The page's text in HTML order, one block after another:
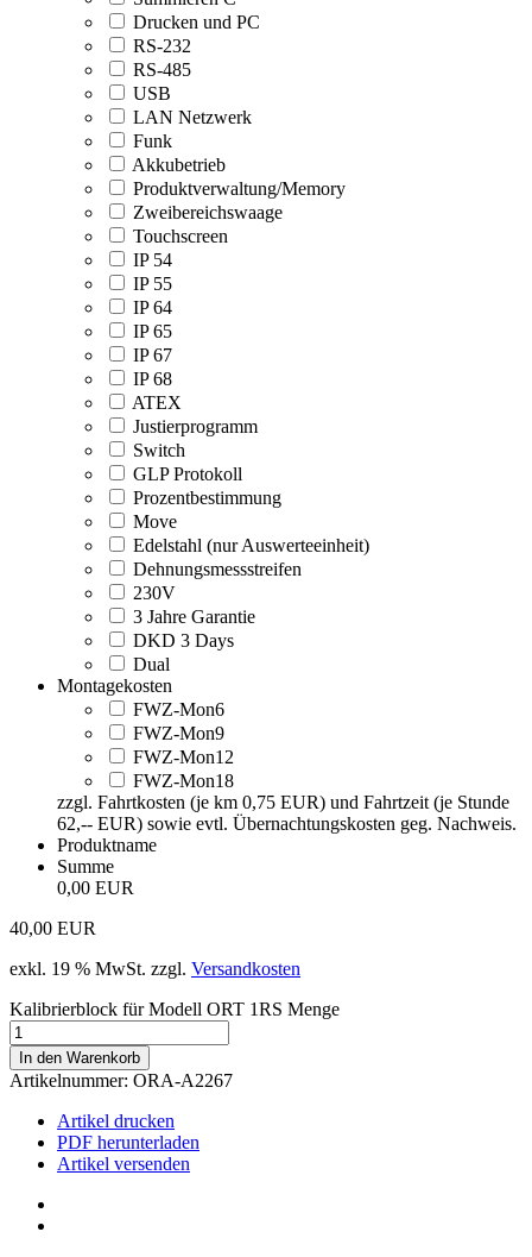
Drucken und PC
RS-232
RS-485
USB
LAN Netzwerk
Funk
Akkubetrieb
Produktverwaltung/Memory
Zweibereichswaage
Touchscreen
IP 54
IP 55
IP 64
IP 65
IP 67
IP 68
ATEX
Justierprogramm
Switch
GLP Protokoll
Prozentbestimmung
Move
Edelstahl (nur Auswerteeinheit)
Dehnungsmessstreifen
230V
3 Jahre Garantie
DKD 3 Days
Dual
Montagekosten
FWZ-Mon6
FWZ-Mon9
FWZ-Mon12
FWZ-Mon18
zzgl. Fahrtkosten (je km 0,75 EUR) und Fahrtzeit (je Stunde
62,-- EUR) sowie evtl. Übernachtungskosten geg. Nachweis.
Produktname
Summe
0,00 EUR
40,00 EUR
exkl. 19 % MwSt. zzgl. Versandkosten
Kalibrierblock für Modell ORT 1RS Menge
In den Warenkorb
Artikelnummer: ORA-A2267
Artikel drucken
PDF herunterladen
Artikel versenden